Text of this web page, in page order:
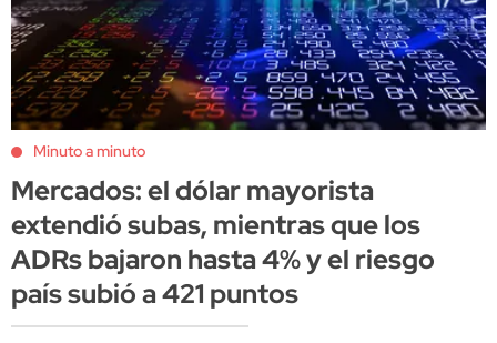
Minuto a minuto
Mercados: el dólar mayorista
extendió subas, mientras que los
ADRs bajaron hasta 4% y el riesgo
país subió a 421 puntos